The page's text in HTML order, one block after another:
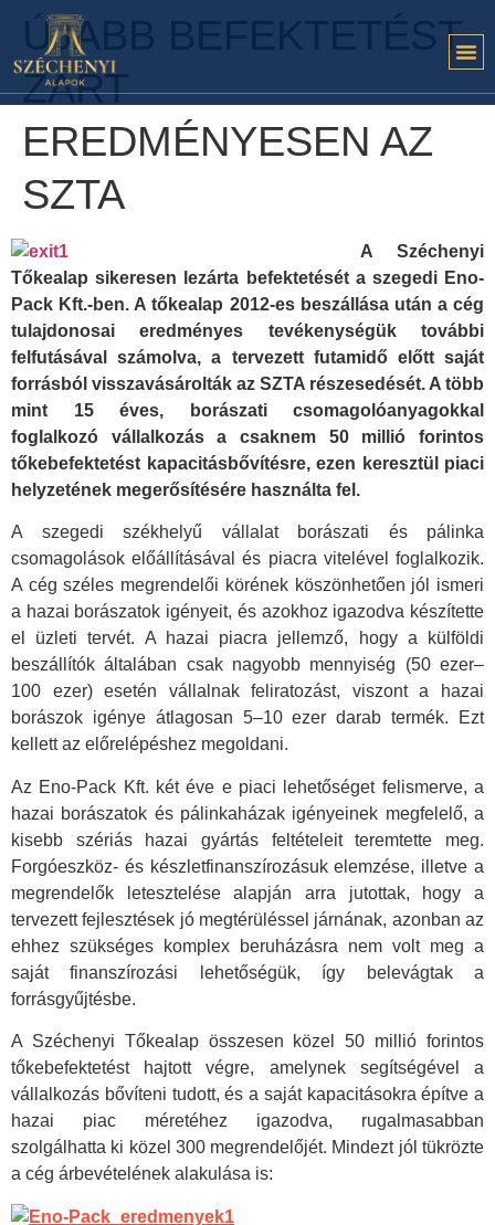
ÚJABB BEFEKTETÉST
ZÁRT
EREDMÉNYESEN AZ
SZTA
A Széchenyi
Tőkealap sikeresen lezárta befektetését a szegedi Eno-
Pack Kft.-ben. A tőkealap 2012-es beszállása után a cég
tulajdonosai eredményes tevékenységük további
felfutásával számolva, a tervezett futamidő előtt saját
forrásból visszavásárolták az SZTA részesedését. A több
mint 15 éves, borászati csomagolóanyagokkal
foglalkozó vállalkozás a csaknem 50 millió forintos
tőkebefektetést kapacitásbővítésre, ezen keresztül piaci
helyzetének megerősítésére használta fel.
A szegedi székhelyű vállalat borászati és pálinka
csomagolások előállításával és piacra vitelével foglalkozik.
A cég széles megrendelői körének köszönhetően jól ismeri
a hazai borászatok igényeit, és azokhoz igazodva készítette
el üzleti tervét. A hazai piacra jellemző, hogy a külföldi
beszállítók általában csak nagyobb mennyiség (50 ezer–
100 ezer) esetén vállalnak feliratozást, viszont a hazai
borászok igénye átlagosan 5–10 ezer darab termék. Ezt
kellett az előrelépéshez megoldani.
Az Eno-Pack Kft. két éve e piaci lehetőséget felismerve, a
hazai borászatok és pálinkaházak igényeinek megfelelő, a
kisebb szériás hazai gyártás feltételeit teremtette meg.
Forgóeszköz- és készletfinanszírozásuk elemzése, illetve a
megrendelők letesztelése alapján arra jutottak, hogy a
tervezett fejlesztések jó megtérüléssel járnának, azonban az
ehhez szükséges komplex beruházásra nem volt meg a
saját finanszírozási lehetőségük, így belevágtak a
forrásgyűjtésbe.
A Széchenyi Tőkealap összesen közel 50 millió forintos
tőkebefektetést hajtott végre, amelynek segítségével a
vállalkozás bővíteni tudott, és a saját kapacitásokra építve a
hazai piac méretéhez igazodva, rugalmasabban
szolgálhatta ki közel 300 megrendelőjét. Mindezt jól tükrözte
a cég árbevételének alakulása is: